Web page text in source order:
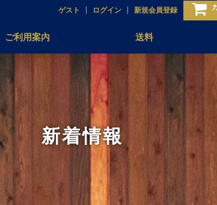
ゲスト ログイン 新規会員登録
ご利用案内 送料
新着情報